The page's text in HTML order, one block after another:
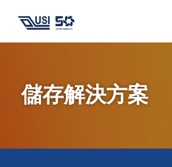
儲存解決方案